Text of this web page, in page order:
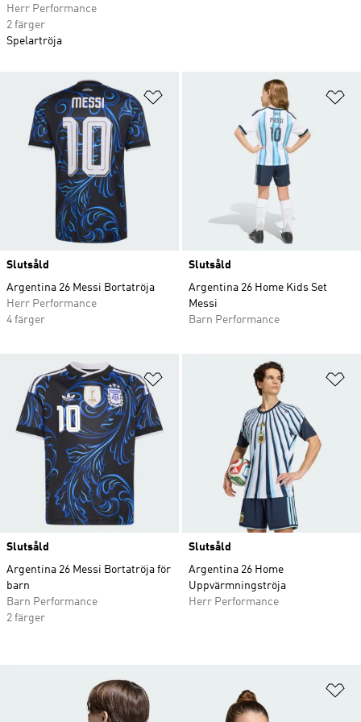
Lägg till på önskelistan
Slutsåld
Argentina 26 Messi Bortatröja
Herr Performance
4 färger
Slutsåld
Argentina 26 Home Kids Set
Messi
Barn Performance
Lägg till på önskelistan
Slutsåld
Argentina 26 Messi Bortatröja för
barn
Barn Performance
2 färger
Slutsåld
Argentina 26 Home
Uppvärmningströja
Herr Performance
Herr Performance
2 färger
Spelartröja